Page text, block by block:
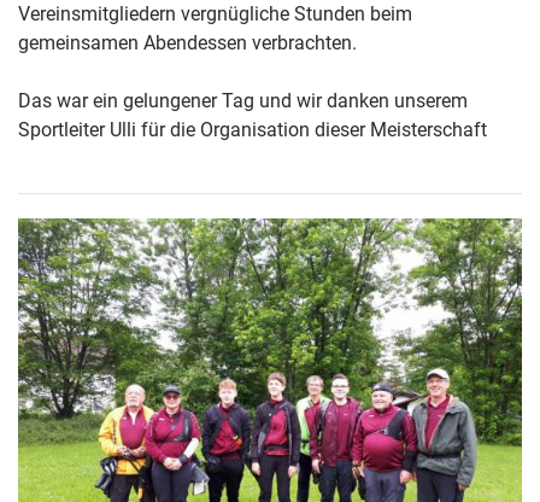
Vereinsmitgliedern vergnügliche Stunden beim
gemeinsamen Abendessen verbrachten.
Das war ein gelungener Tag und wir danken unserem
Sportleiter Ulli für die Organisation dieser Meisterschaft